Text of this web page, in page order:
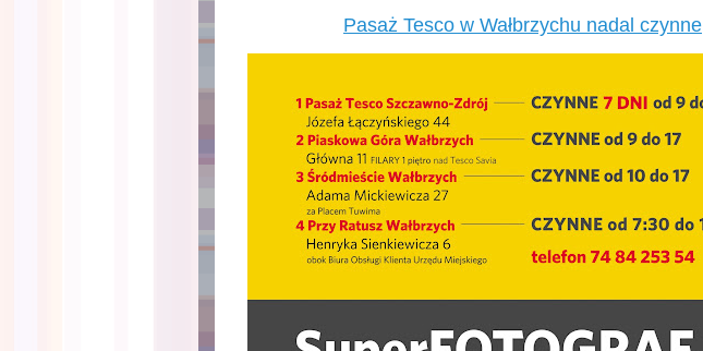
Pasaż Tesco w Wałbrzychu nadal czynne